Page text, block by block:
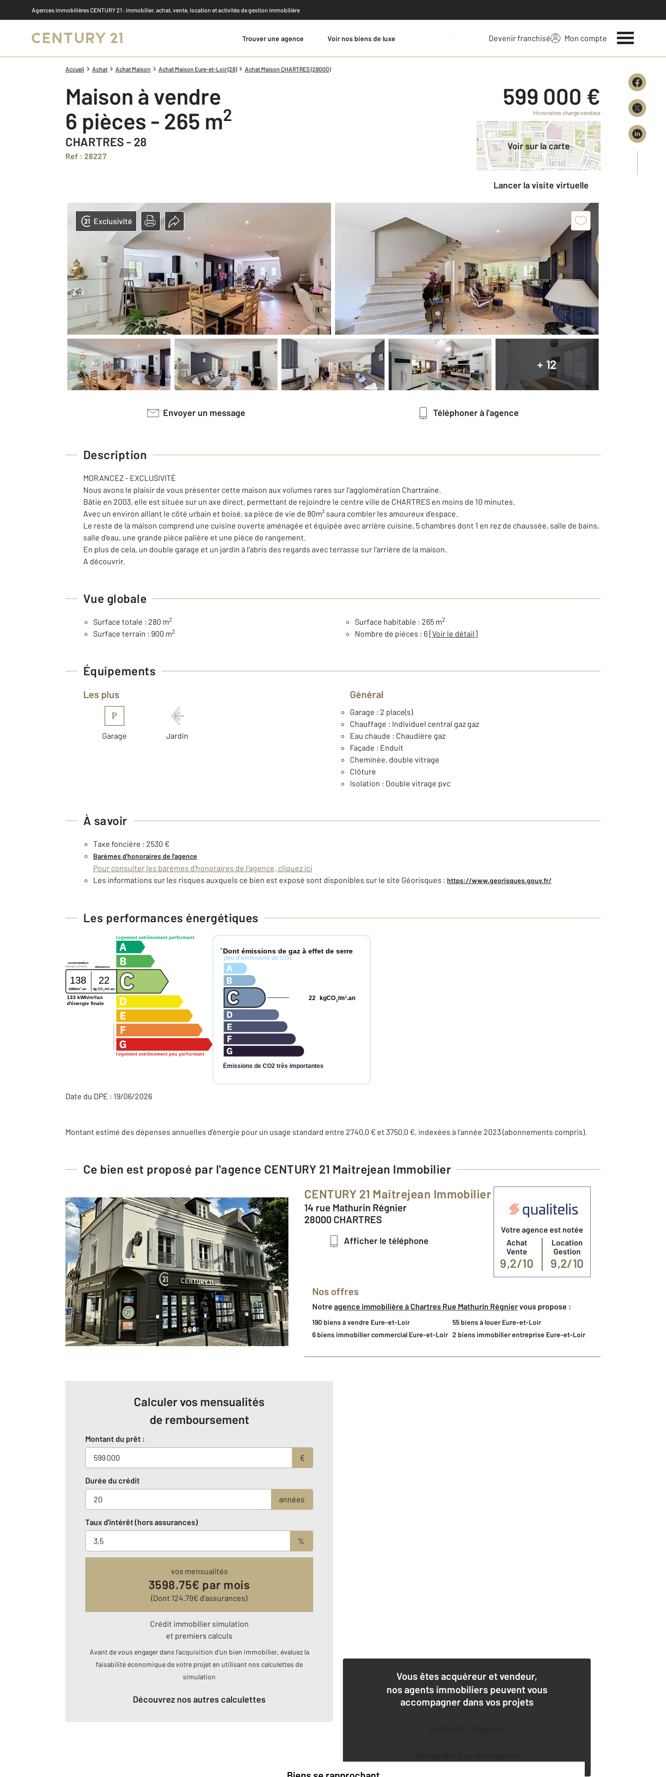
Agences immobilières CENTURY 21 : immobilier, achat, vente, location et activités de gestion immobilière
Trouver une agence Voir nos biens de luxe Estimer votre bien Devenir franchisé Mon compte
Accueil Achat Achat Maison Achat Maison Eure-et-Loir (28) Achat Maison CHARTRES (28000)
Maison à vendre
6 pièces - 265 m2
CHARTRES - 28
Ref : 28227
599 000 €
Honoraires charge vendeur
Voir sur la carte
Lancer la visite virtuelle
+ 12
Exclusivité
Envoyer un message Téléphoner à l'agence
Description
MORANCEZ - EXCLUSIVITÉ
Nous avons le plaisir de vous présenter cette maison aux volumes rares sur l'agglomération Chartraine.
Bâtie en 2003, elle est située sur un axe direct, permettant de rejoindre le centre ville de CHARTRES en moins de 10 minutes.
Avec un environ alliant le côté urbain et boisé, sa pièce de vie de 80m² saura combler les amoureux d'espace.
Le reste de la maison comprend une cuisine ouverte aménagée et équipée avec arrière cuisine, 5 chambres dont 1 en rez de chaussée, salle de bains,
salle d'eau, une grande pièce palière et une pièce de rangement.
En plus de cela, un double garage et un jardin à l'abris des regards avec terrasse sur l'arrière de la maison.
A découvrir.
Vue globale
Surface totale : 280 m2 Surface habitable : 265 m2
Surface terrain : 900 m2 Nombre de pièces : 6[Voir le détail]
Équipements
Les plus
P
Garage Jardin
Général
Garage : 2 place(s)
Chauffage : Individuel central gaz gaz
Eau chaude : Chaudière gaz
Façade : Enduit
Cheminée, double vitrage
Clôture
Isolation : Double vitrage pvc
À savoir
Taxe foncière : 2530 €
Barèmes d'honoraires de l'agence
Pour consulter les barèmes d'honoraires de l'agence, cliquez ici
Les informations sur les risques auxquels ce bien est exposé sont disponibles sur le site Géorisques : https://www.georisques.gouv.fr/
Les performances énergétiques
logement extrêmement performant
logement extrêmement peu performant
consommation
émissions
(énergie primaire)
138 22
kWh/m 2 .an kg CO2/m2 .an
133 kWh/m²/an
d'énergie finale
* Dont émissions de gaz à effet de serre
peu d'émissions de CO2
Émissions de CO2 très importantes
kgCO2/m2.an
22
Date du DPE : 19/06/2026
Montant estimé des dépenses annuelles d'énergie pour un usage standard entre 2740,0 € et 3750,0 €, indexées à l'année 2023 (abonnements compris).
Ce bien est proposé par l'agence CENTURY 21 Maitrejean Immobilier
CENTURY 21 Maitrejean Immobilier
14 rue Mathurin Régnier
28000 CHARTRES
Afficher le téléphone
Votre agence est notée
Achat
Vente
9,2/10
Location
Gestion
9,2/10
Nos offres
Notre agence immobilière à Chartres Rue Mathurin Régniervous propose :
190 biens à vendre Eure-et-Loir
55 biens à louer Eure-et-Loir
6 biens immobilier commercial Eure-et-Loir 2 biens immobilier entreprise Eure-et-Loir
Calculer vos mensualités
de remboursement
Montant du prêt :
€
Durée du crédit
années
Taux d'intérêt (hors assurances)
%
vos mensualités
3598.75€ par mois
(Dont 124.79€ d’assurances)
Crédit immobilier simulation
et premiers calculs
Avant de vous engager dans l’acquisition d’un bien immobilier, évaluez la
faisabilité économique de votre projet en utilisant nos calculettes de
simulation
Découvrez nos autres calculettes
Vous êtes acquéreur et vendeur,
nos agents immobiliers peuvent vous
accompagner dans vos projets
Contacter l'agence
Demander une estimation